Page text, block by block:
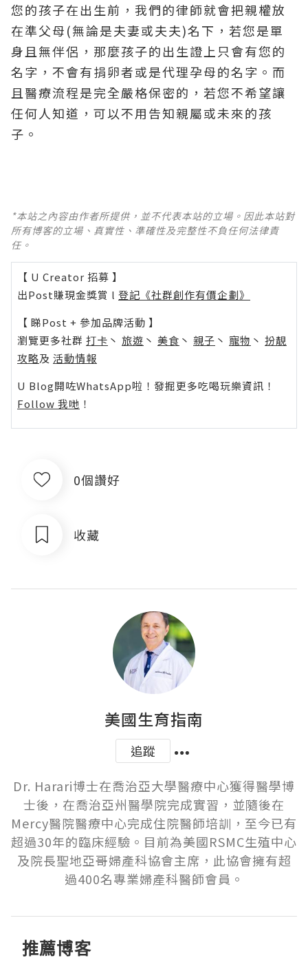
您的孩子在出生前，我們的律師就會把親權放
在準父母(無論是夫妻或夫夫)名下，若您是單
身且無伴侶，那麼孩子的出生證上只會有您的
名字，不會有捐卵者或是代理孕母的名字。而
且醫療流程是完全嚴格保密的，若您不希望讓
任何人知道，可以不用告知親屬或未來的孩
子。
*本站之內容由作者所提供，並不代表本站的立場。因此本站對
所有博客的立場、真實性、準確性及完整性不負任何法律責
任。
【 U Creator 招募 】
出Post賺現金獎賞 l 登記《社群創作有價企劃》
【 睇Post + 參加品牌活動 】
瀏覽更多社群 打卡 丶 旅遊 丶 美食 丶 親子 丶 寵物 丶 扮靚
攻略及 活動情報
U Blog開咗WhatsApp啦！發掘更多吃喝玩樂資訊！
Follow 我哋 ！
0個讚好
收藏
美國生育指南
追蹤
Dr. Harari博士在喬治亞大學醫療中心獲得醫學博
士後，在喬治亞州醫學院完成實習，並隨後在
Mercy醫院醫療中心完成住院醫師培訓，至今已有
超過30年的臨床經驗。目前為美國RSMC生殖中心
及院長聖地亞哥婦產科協會主席，此協會擁有超
過400名專業婦產科醫師會員。
推薦博客